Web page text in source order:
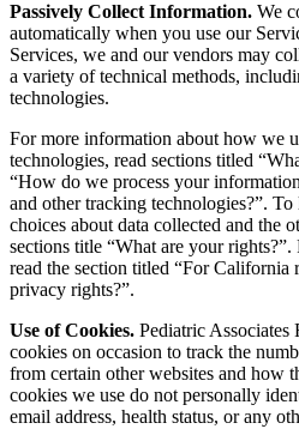
Passively Collect Information. We
automatically when you use our
Services, we and our vendors may
a variety of technical methods,
technologies.
For more information about how we
technologies, read sections titled
“How do we process your
and other tracking technologies?”.
choices about data collected and the
sections title “What are your
read the section titled “For California
privacy rights?”.
Use of Cookies. Pediatric Associates
cookies on occasion to track the
from certain other websites and how
cookies we use do not personally
email address, health status, or any